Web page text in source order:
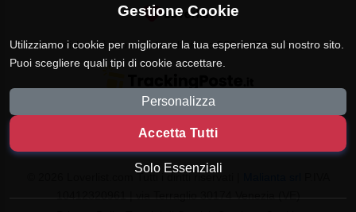
Loverlist.com è il comparatore di prezzo CSS certificato Google
10412320961 | via Terraglio 30174 Venezia (VE)
Gestione Cookie
Utilizziamo i cookie per migliorare la tua esperienza sul nostro sito.
Puoi scegliere quali tipi di cookie accettare.
Personalizza
Accetta Tutti
Solo Essenziali